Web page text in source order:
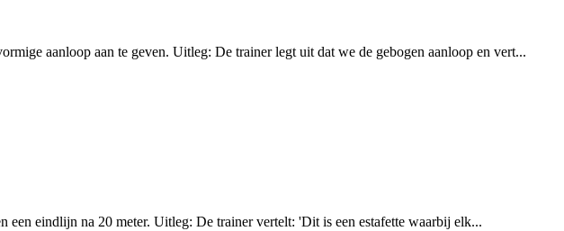
aanloop aan te geven. Uitleg: De trainer legt uit dat we de gebogen aanloop en vert...
een eindlijn na 20 meter. Uitleg: De trainer vertelt: 'Dit is een estafette waarbij elk...